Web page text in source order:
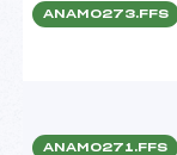
ANAM0273.FFS
ANAM0271.FFS